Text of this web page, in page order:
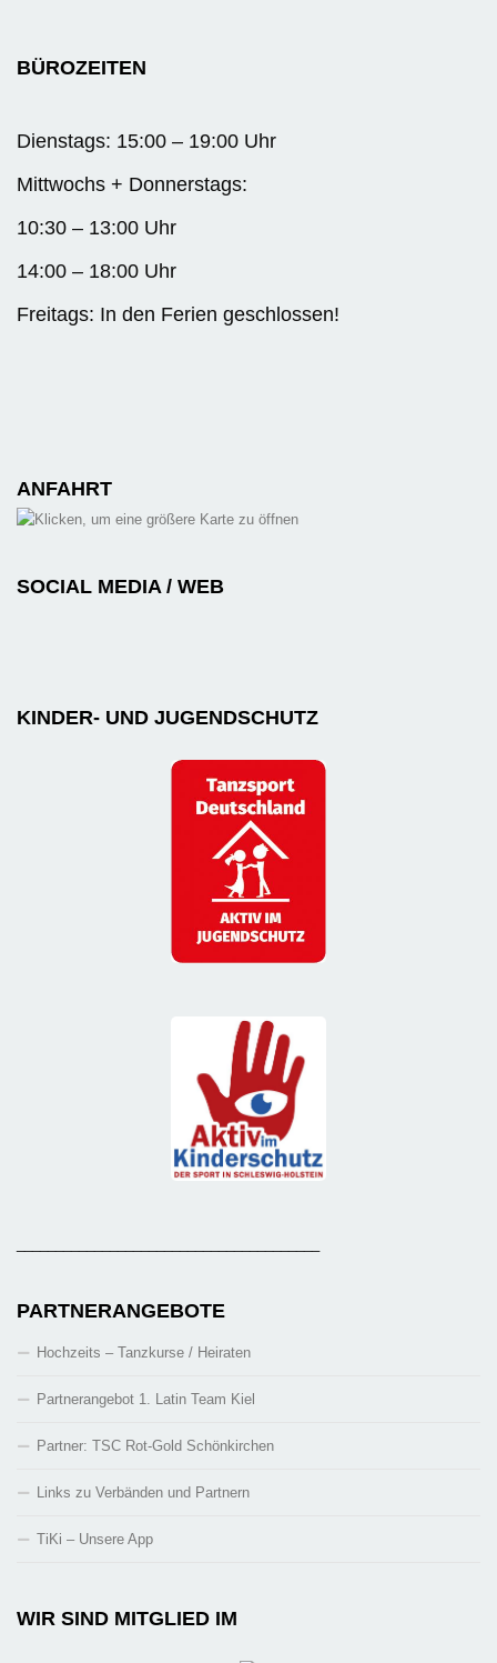
BÜROZEITEN
Dienstags: 15:00 – 19:00 Uhr
Mittwochs + Donnerstags:
10:30 – 13:00 Uhr
14:00 – 18:00 Uhr
Freitags: In den Ferien geschlossen!
ANFAHRT
SOCIAL MEDIA / WEB
KINDER- UND JUGENDSCHUTZ
PARTNERANGEBOTE
Hochzeits – Tanzkurse / Heiraten
Partnerangebot 1. Latin Team Kiel
Partner: TSC Rot-Gold Schönkirchen
Links zu Verbänden und Partnern
TiKi – Unsere App
WIR SIND MITGLIED IM